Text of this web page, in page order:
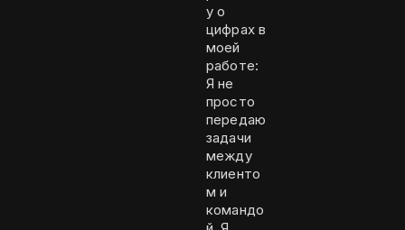
у о
цифрах в
моей
работе:
Я не
просто
передаю
задачи
между
клиенто
м и
командо